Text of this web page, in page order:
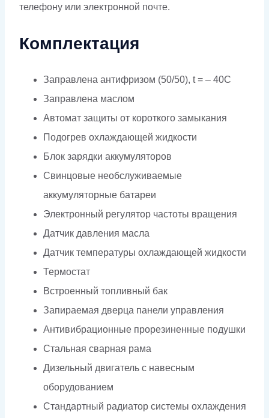
телефону или электронной почте.
Комплектация
Заправлена антифризом (50/50), t = – 40C
Заправлена маслом
Автомат защиты от короткого замыкания
Подогрев охлаждающей жидкости
Блок зарядки аккумуляторов
Свинцовые необслуживаемые
аккумуляторные батареи
Электронный регулятор частоты вращения
Датчик давления масла
Датчик температуры охлаждающей жидкости
Термостат
Встроенный топливный бак
Запираемая дверца панели управления
Антивибрационные прорезиненные подушки
Стальная сварная рама
Дизельный двигатель с навесным
оборудованием
Стандартный радиатор системы охлаждения